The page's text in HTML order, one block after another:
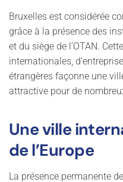
Bruxelles est considérée
grâce à la présence des
et du siège de l’OTAN.
internationales,
étrangères façonne une
attractive pour de
Une ville
de l’Europe
La présence permanente